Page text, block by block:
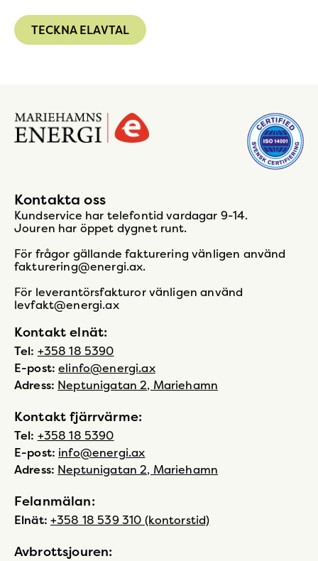
TECKNA ELAVTAL
Gå
till
startsidan
Kontakta oss
Kundservice har telefontid vardagar 9-14.
Jouren har öppet dygnet runt.
För frågor gällande fakturering vänligen använd
fakturering@energi.ax.
För leverantörsfakturor vänligen använd
levfakt@energi.ax
Kontakt elnät:
Tel: +358 18 5390
E-post: elinfo@energi.ax
Adress: Neptunigatan 2, Mariehamn
Kontakt fjärrvärme:
Tel: +358 18 5390
E-post: info@energi.ax
Adress: Neptunigatan 2, Mariehamn
Felanmälan:
Elnät: +358 18 539 310 (kontorstid)
Avbrottsjouren: